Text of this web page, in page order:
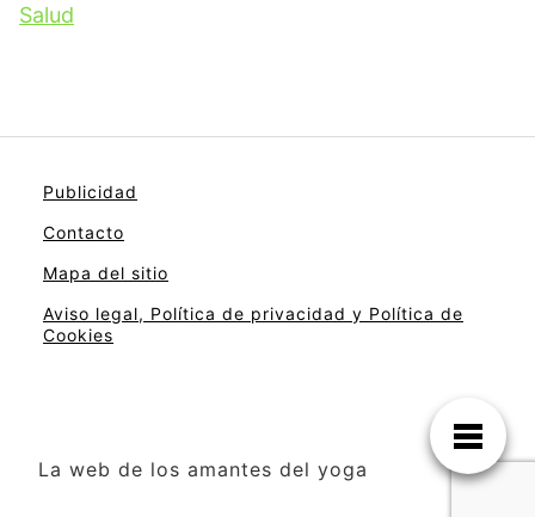
Salud
Publicidad
Contacto
Mapa del sitio
Aviso legal, Política de privacidad y Política de
Cookies
La web de los amantes del yoga